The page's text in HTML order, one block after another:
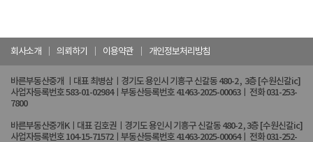
회사소개 의뢰하기 이용약관 개인정보처리방침
바른부동산중개 ㅣ대표 최병삼ㅣ경기도 용인시 기흥구 신갈동 480-2 , 3층 [수원신갈ic]
사업자등록번호 583-01-02984ㅣ부동산등록번호 41463-2025-00063ㅣ 전화 031-253-
7800
바른부동산중개Kㅣ대표 김호권ㅣ경기도 용인시 기흥구 신갈동 480-2 , 3층 [수원신갈ic]
사업자등록번호 104-15-71572ㅣ부동산등록번호 41463-2025-00064ㅣ 전화 031-252-